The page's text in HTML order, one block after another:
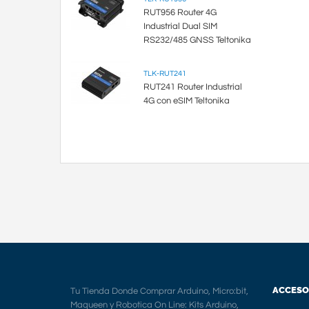
RUT956 Router 4G
Industrial Dual SIM
RS232/485 GNSS Teltonika
TLK-RUT241
RUT241 Router Industrial
4G con eSIM Teltonika
Tu Tienda Donde Comprar Arduino, Micro:bit,
Maqueen y Robotica On Line: Kits Arduino,